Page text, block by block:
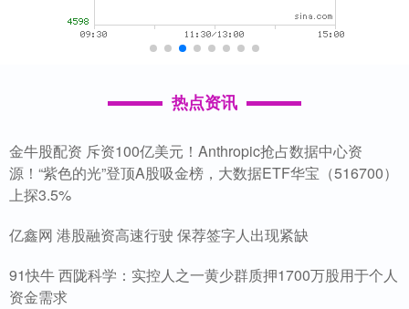
热点资讯
金牛股配资 斥资100亿美元！Anthropic抢占数据中心资
源！“紫色的光”登顶A股吸金榜，大数据ETF华宝（516700）
上探3.5%
亿鑫网 港股融资高速行驶 保荐签字人出现紧缺
91快牛 西陇科学：实控人之一黄少群质押1700万股用于个人
资金需求